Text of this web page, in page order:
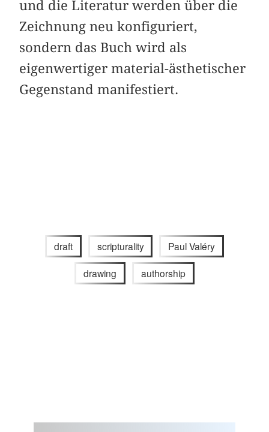
und die Literatur werden über die
Zeichnung neu konfiguriert,
sondern das Buch wird als
eigenwertiger material-ästhetischer
Gegenstand manifestiert.
draft scripturality Paul Valéry
drawing authorship